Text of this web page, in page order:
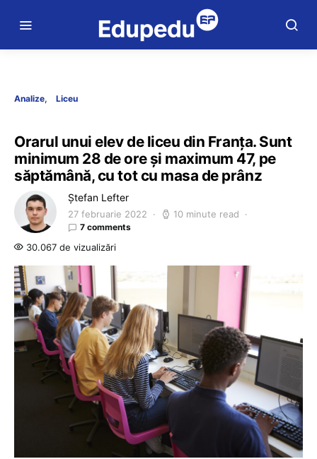
Analize Liceu
Orarul unui elev de liceu din Franța. Sunt
minimum 28 de ore și maximum 47, pe
săptămână, cu tot cu masa de prânz
Ștefan Lefter
27 februarie 2022 10 minute read
7 comments
30.067 de vizualizări